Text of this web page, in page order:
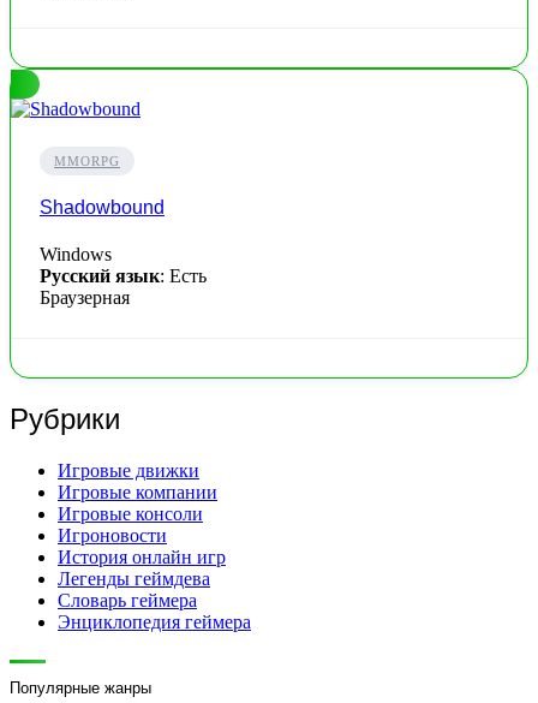
MMORPG
Shadowbound
Windows
Русский язык: Есть
Браузерная
Рубрики
Игровые движки
Игровые компании
Игровые консоли
Игроновости
История онлайн игр
Легенды геймдева
Словарь геймера
Энциклопедия геймера
Популярные жанры